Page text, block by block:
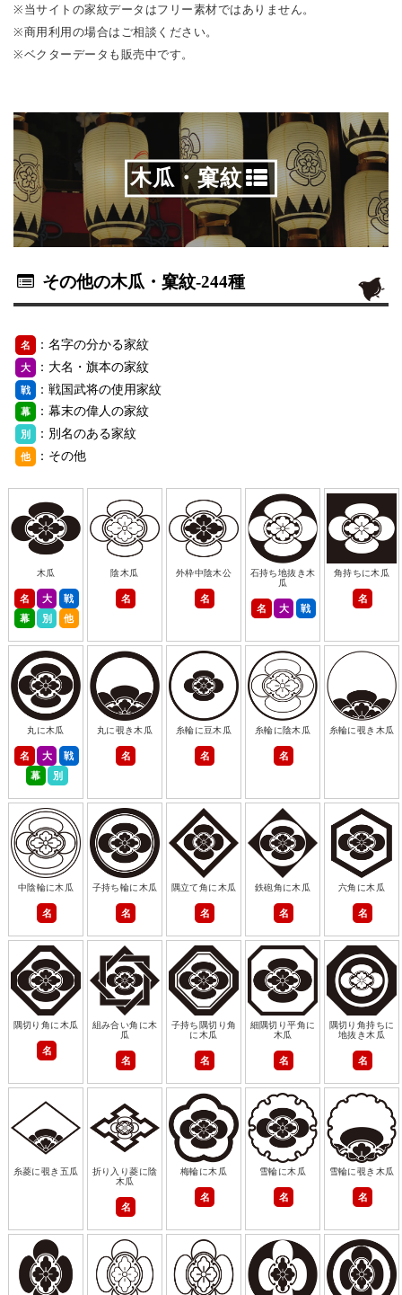
※当サイトの家紋データはフリー素材ではありません。
※商用利用の場合はご相談ください。
※ベクターデータも販売中です。
木瓜・窠紋
その他の木瓜・窠紋-244種
名 ：名字の分かる家紋
大 ：大名・旗本の家紋
戦 ：戦国武将の使用家紋
幕 ：幕末の偉人の家紋
別 ：別名のある家紋
他 ：その他
木瓜
名 大
戦
幕
別 他
陰木瓜
名
外枠中陰木公
名
石持ち地抜き木
瓜
名 大 戦
角持ちに木瓜
名
丸に木瓜
名 大
戦
幕
別
丸に覗き木瓜
名
糸輪に豆木瓜
名
糸輪に陰木瓜
名
糸輪に覗き木瓜
中陰輪に木瓜
名
子持ち輪に木瓜
名
隅立て角に木瓜
名
鉄砲角に木瓜
名
六角に木瓜
名
隅切り角に木瓜
名
組み合い角に木
瓜
名
子持ち隅切り角
に木瓜
名
細隅切り平角に
木瓜
名
隅切り角持ちに
地抜き木瓜
名
糸菱に覗き五瓜
折り入り菱に陰
木瓜
名
梅輪に木瓜
名
雪輪に木瓜
名
雪輪に覗き木瓜
名